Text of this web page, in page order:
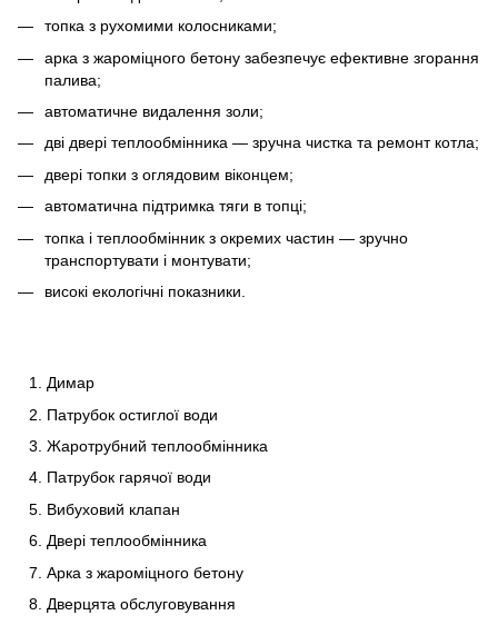
топка з рухомими колосниками;
арка з жароміцного бетону забезпечує ефективне згорання
палива;
автоматичне видалення золи;
дві двері теплообмінника — зручна чистка та ремонт котла;
двері топки з оглядовим віконцем;
автоматична підтримка тяги в топці;
топка і теплообмінник з окремих частин — зручно
транспортувати і монтувати;
високі екологічні показники.
Димар
Патрубок остиглої води
Жаротрубний теплообмінника
Патрубок гарячої води
Вибуховий клапан
Двері теплообмінника
Арка з жароміцного бетону
Дверцята обслуговування